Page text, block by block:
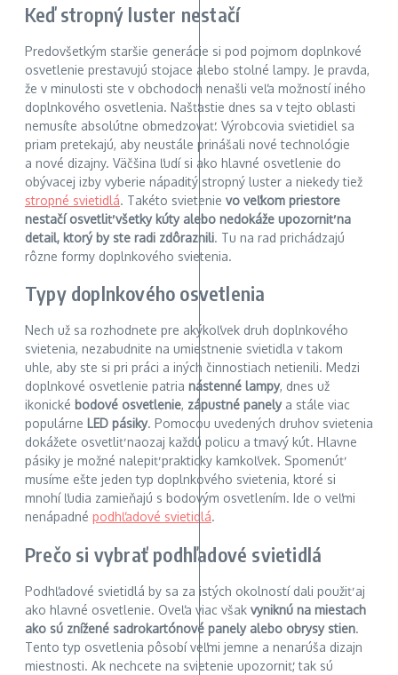
Keď stropný luster nestačí
Predovšetkým staršie generácie si pod pojmom doplnkové
osvetlenie prestavujú stojace alebo stolné lampy. Je pravda,
že v minulosti ste v obchodoch nenašli veľa možností iného
doplnkového osvetlenia. Našťastie dnes sa v tejto oblasti
nemusíte absolútne obmedzovať. Výrobcovia svietidiel sa
priam pretekajú, aby neustále prinášali nové technológie
a nové dizajny. Väčšina ľudí si ako hlavné osvetlenie do
obývacej izby vyberie nápaditý stropný luster a niekedy tiež
stropné svietidlá. Takéto svietenie vo veľkom priestore
nestačí osvetliť všetky kúty alebo nedokáže upozorniť na
detail, ktorý by ste radi zdôraznili. Tu na rad prichádzajú
rôzne formy doplnkového svietenia.
Typy doplnkového osvetlenia
Nech už sa rozhodnete pre akýkoľvek druh doplnkového
svietenia, nezabudnite na umiestnenie svietidla v takom
uhle, aby ste si pri práci a iných činnostiach netienili. Medzi
doplnkové osvetlenie patria nástenné lampy, dnes už
ikonické bodové osvetlenie, zápustné panely a stále viac
populárne LED pásiky. Pomocou uvedených druhov svietenia
dokážete osvetliť naozaj každú policu a tmavý kút. Hlavne
pásiky je možné nalepiť prakticky kamkoľvek. Spomenúť
musíme ešte jeden typ doplnkového svietenia, ktoré si
mnohí ľudia zamieňajú s bodovým osvetlením. Ide o veľmi
nenápadné podhľadové svietidlá.
Prečo si vybrať podhľadové svietidlá
Podhľadové svietidlá by sa za istých okolností dali použiť aj
ako hlavné osvetlenie. Oveľa viac však vyniknú na miestach
ako sú znížené sadrokartónové panely alebo obrysy stien.
Tento typ osvetlenia pôsobí veľmi jemne a nenarúša dizajn
miestnosti. Ak nechcete na svietenie upozorniť, tak sú